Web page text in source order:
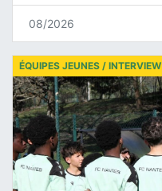
08/2026
ÉQUIPES JEUNES / INTERVIEW